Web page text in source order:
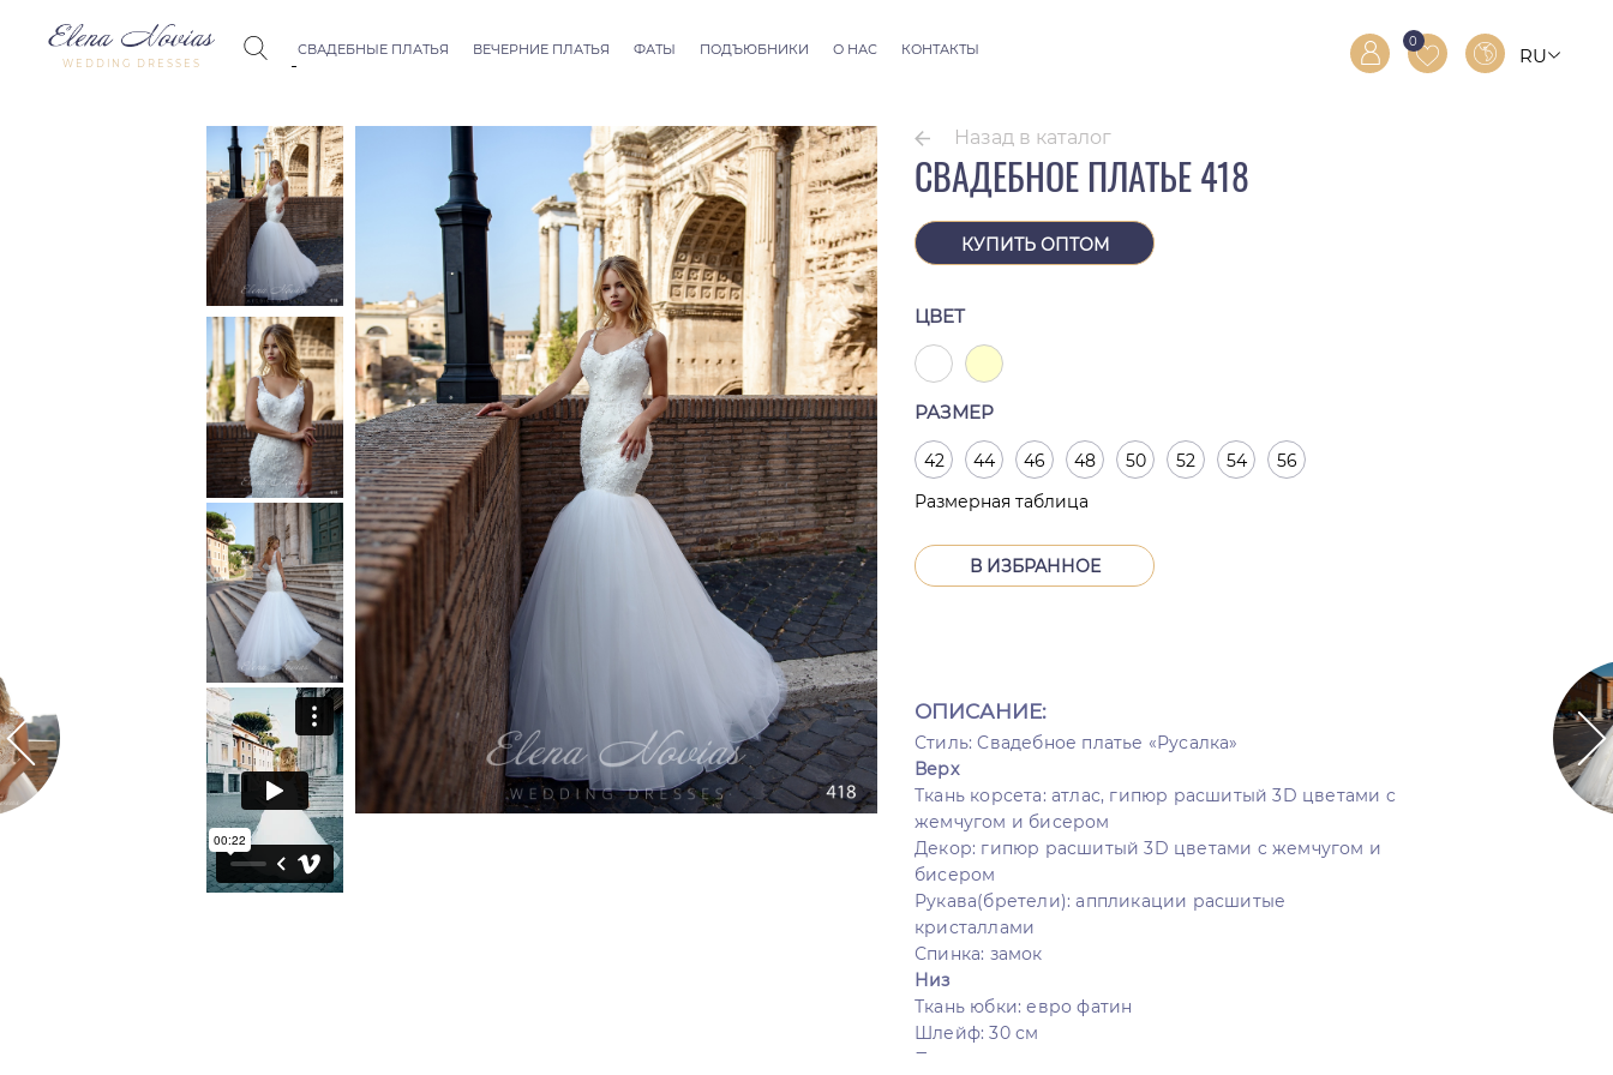
WEDDING DRESSES
СВАДЕБНЫЕ ПЛАТЬЯ
Seville
Thessaloniki
Athens
Melody
Vienna
Dubai Couture
Rome
ВЕЧЕРНИЕ ПЛАТЬЯ
ФАТЫ
Фаты Thessaloniki
Фаты Athens
Фаты Dubai Couture
Фаты Rome
ПОДЪЮБНИКИ О НАС КОНТАКТЫ 0
RU
Назад в каталог
СВАДЕБНОЕ ПЛАТЬЕ 418
КУПИТЬ ОПТОМ
ЦВЕТ
РАЗМЕР
42 44 46 48 50 52 54
56
Размерная таблица
В ИЗБРАННОЕ
ОПИСАНИЕ:
Стиль: Cвадебное платье «Русалка»
Верх
Ткань корсета: атлас, гипюр расшитый 3D цветами c
жемчугом и бисером
Декор: гипюр расшитый 3D цветами c жемчугом и
бисером
Рукава(бретели): аппликации расшитые
кристаллами
Спинка: замок
Низ
Ткань юбки: евро фатин
Шлейф: 30 см
Пояс: кристаллы